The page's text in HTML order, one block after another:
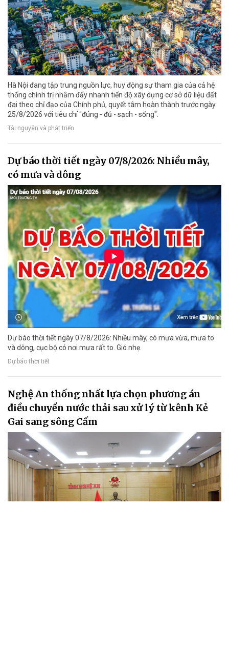
Hà Nội đang tập trung nguồn lực, huy động sự tham gia của cả hệ
thống chính trị nhằm đẩy nhanh tiến độ xây dựng cơ sở dữ liệu đất
đai theo chỉ đạo của Chính phủ, quyết tâm hoàn thành trước ngày
25/8/2026 với tiêu chí "đúng - đủ - sạch - sống".
Tài nguyên và phát triển
Dự báo thời tiết ngày 07/8/2026: Nhiều mây,
có mưa và dông
Dự báo thời tiết ngày 07/8/2026: Nhiều mây, có mưa vừa, mưa to
và dông, cục bộ có nơi mưa rất to. Gió nhẹ.
Dự báo thời tiết
Nghệ An thống nhất lựa chọn phương án
điều chuyển nước thải sau xử lý từ kênh Kẻ
Gai sang sông Cấm